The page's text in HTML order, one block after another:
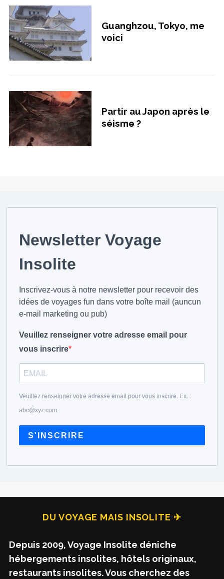
Guanghzou, Tokyo, me
voici
Partir au Japon après le
séisme ?
Newsletter Voyage
Insolite
Inscrivez-vous à notre newsletter pour recevoir des
idées de voyages fun dans votre boîte mail (auncun
e-mail marketing ou pub)
Veuillez renseigner votre adresse email pour
vous inscrire
Veuillez renseigner votre adresse email pour vous inscrire. Ex. :
abc@xyz.com
S'INSCRIRE
DU VOYAGE MAIS INSOLITE ✈
Depuis 2009, Voyage Insolite déniche
hébergements insolites, hôtels originaux,
restaurants insolites. Vous cherchez des